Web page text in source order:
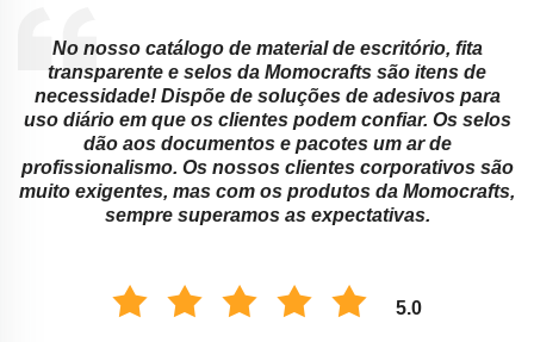
No nosso catálogo de material de escritório, fita
transparente e selos da Momocrafts são itens de
necessidade! Dispõe de soluções de adesivos para
uso diário em que os clientes podem confiar. Os selos
dão aos documentos e pacotes um ar de
profissionalismo. Os nossos clientes corporativos são
muito exigentes, mas com os produtos da Momocrafts,
sempre superamos as expectativas.
5.0